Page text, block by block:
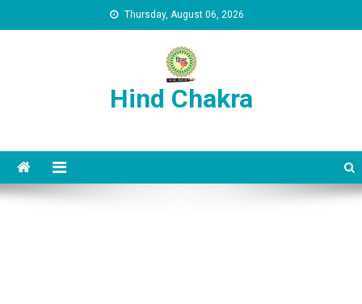
Thursday, August 06, 2026
Hind Chakra